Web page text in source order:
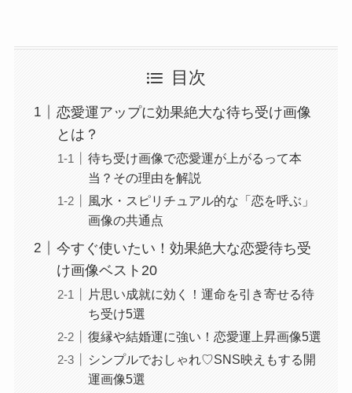
目次
恋愛運アップに効果絶大な待ち受け画像
とは？
待ち受け画像で恋愛運が上がるって本
当？その理由を解説
風水・スピリチュアル的な「恋を呼ぶ」
画像の共通点
今すぐ使いたい！効果絶大な恋愛待ち受
け画像ベスト20
片思い成就に効く！運命を引き寄せる待
ち受け5選
復縁や結婚運に強い！恋愛運上昇画像5選
シンプルでおしゃれ♡SNS映えもする開
運画像5選